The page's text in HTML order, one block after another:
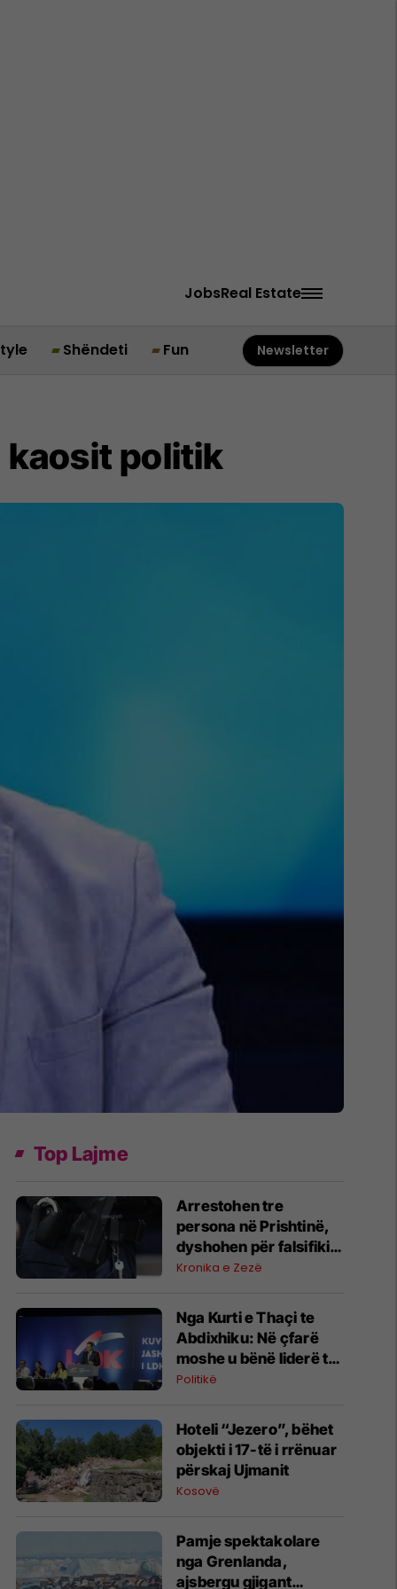
JobsReal Estate
Shëndeti Fun Newsletter
kaosit politik
Top Lajme
Arrestohen tre
persona në Prishtinë,
dyshohen për falsifikim
dokumentesh dhe
Kronika e Zezë
Nga Kurti e Thaçi te
Abdixhiku: Në çfarë
moshe u bënë liderë të
partive kryesore
Politikë
Hoteli “Jezero”, bëhet
objekti i 17-të i rrënuar
përskaj Ujmanit
Kosovë
Pamje spektakolare
nga Grenlanda,
ajsbergu gjigant